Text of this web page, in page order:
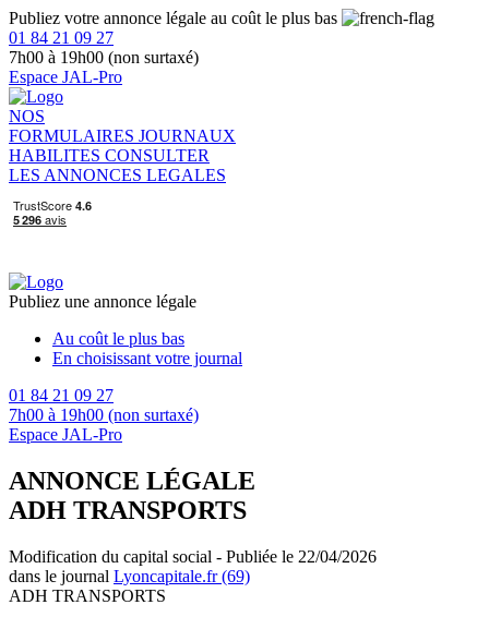
Publiez votre annonce légale au coût le plus bas
01 84 21 09 27
7h00 à 19h00 (non surtaxé)
Espace JAL-Pro
NOS
FORMULAIRES JOURNAUX
HABILITES CONSULTER
LES ANNONCES LEGALES
Publiez une annonce légale
Au coût le plus bas
En choisissant votre journal
01 84 21 09 27
7h00 à 19h00 (non surtaxé)
Espace JAL-Pro
ANNONCE LÉGALE
ADH TRANSPORTS
Modification du capital social - Publiée le 22/04/2026
dans le journal Lyoncapitale.fr (69)
ADH TRANSPORTS